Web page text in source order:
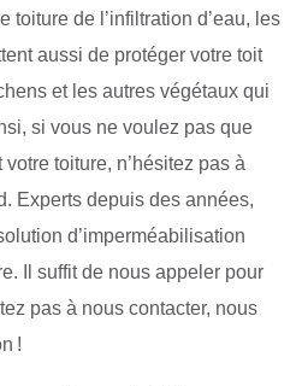
toiture de l’infiltration d’eau, les
aussi de protéger votre toit
et les autres végétaux qui
si vous ne voulez pas que
toiture, n’hésitez pas à
Experts depuis des années,
d’imperméabilisation
Il suffit de nous appeler pour
pas à nous contacter, nous
!